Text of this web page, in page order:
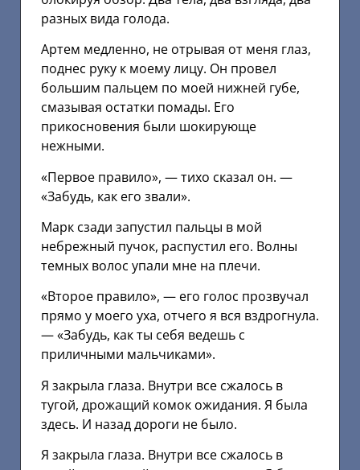
разных вида голода.
Артем медленно, не отрывая от меня глаз,
поднес руку к моему лицу. Он провел
большим пальцем по моей нижней губе,
смазывая остатки помады. Его
прикосновения были шокирующе
нежными.
«Первое правило», — тихо сказал он. —
«Забудь, как его звали».
Марк сзади запустил пальцы в мой
небрежный пучок, распустил его. Волны
темных волос упали мне на плечи.
«Второе правило», — его голос прозвучал
прямо у моего уха, отчего я вся вздрогнула.
— «Забудь, как ты себя ведешь с
приличными мальчиками».
Я закрыла глаза. Внутри все сжалось в
тугой, дрожащий комок ожидания. Я была
здесь. И назад дороги не было.
Я закрыла глаза. Внутри все сжалось в